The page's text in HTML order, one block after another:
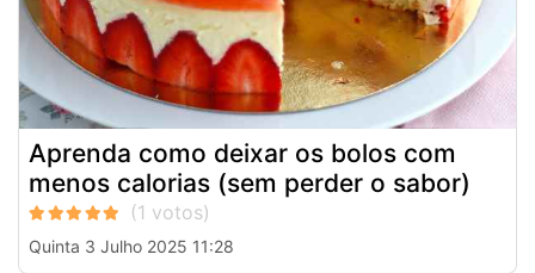
Aprenda como deixar os bolos com
menos calorias (sem perder o sabor)
Quinta 3 Julho 2025 11:28